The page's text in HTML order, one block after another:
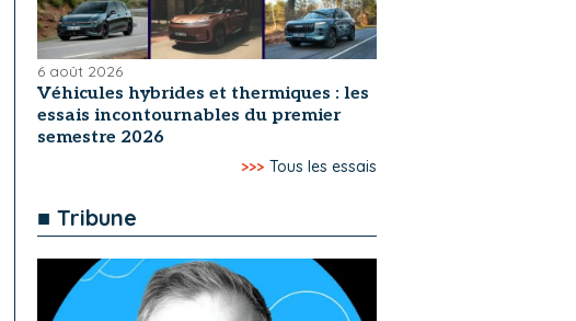
6 août 2026
Véhicules hybrides et thermiques : les
essais incontournables du premier
semestre 2026
>>> Tous les essais
■ Tribune